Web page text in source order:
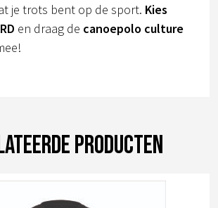
je trots bent op de sport. Kies
en draag de canoepolo culture
producten